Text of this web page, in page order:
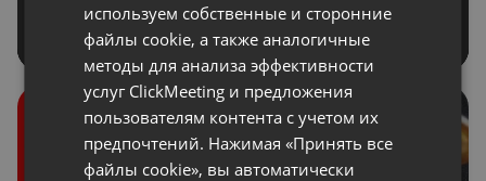
RUSSIAN
PORTUGUESE
ITALIAN
используем собственные и сторонние
файлы cookie, а также аналогичные
методы для анализа эффективности
услуг ClickMeeting и предложения
пользователям контента с учетом их
предпочтений. Нажимая «Принять все
файлы cookie», вы автоматически